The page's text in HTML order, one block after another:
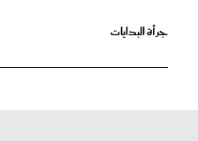
جرأة البدايات